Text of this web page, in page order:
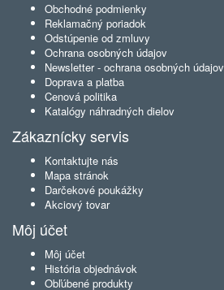
Obchodné podmienky
Reklamačný poriadok
Odstúpenie od zmluvy
Ochrana osobných údajov
Newsletter - ochrana osobných údajov
Doprava a platba
Cenová politika
Katalógy náhradných dielov
Zákaznícky servis
Kontaktujte nás
Mapa stránok
Darčekové poukážky
Akciový tovar
Môj účet
Môj účet
História objednávok
Obľúbené produkty